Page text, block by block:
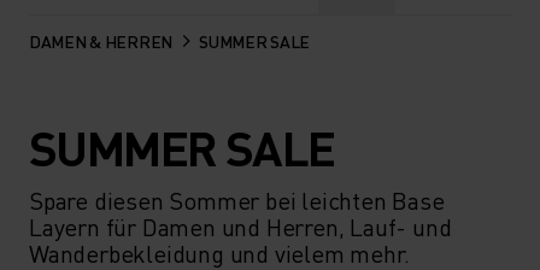
DAMEN & HERREN SUMMER SALE
SUMMER SALE
Spare diesen Sommer bei leichten Base
Layern für Damen und Herren, Lauf- und
Wanderbekleidung und vielem mehr.